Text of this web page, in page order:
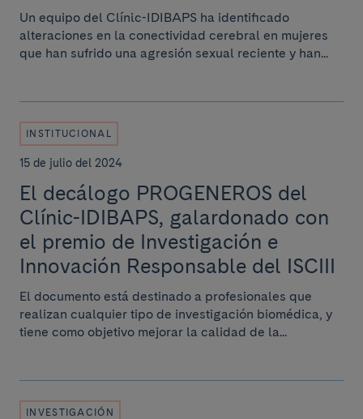
Un equipo del Clínic-IDIBAPS ha identificado
alteraciones en la conectividad cerebral en mujeres
que han sufrido una agresión sexual reciente y han...
INSTITUCIONAL
15 de julio del 2024
El decálogo PROGENEROS del
Clínic-IDIBAPS, galardonado con
el premio de Investigación e
Innovación Responsable del ISCIII
El documento está destinado a profesionales que
realizan cualquier tipo de investigación biomédica, y
tiene como objetivo mejorar la calidad de la...
INVESTIGACIÓN